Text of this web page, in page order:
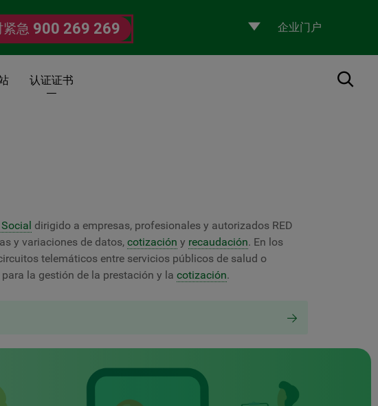
急 900 269 269
Selecciona
un
认证证书 搜索
dirigido a empresas, profesionales y autorizados RED
y variaciones de datos, cotización y recaudación. En los
telemáticos entre servicios públicos de salud o
la gestión de la prestación y la cotización.